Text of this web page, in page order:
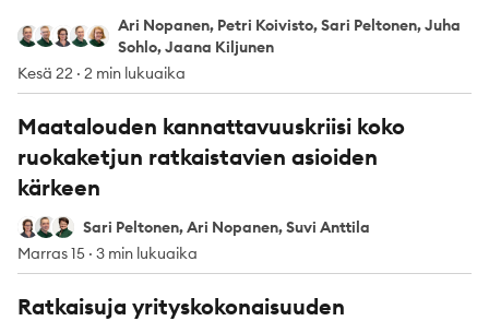
Ari Nopanen
Petri Koivisto
Sari Peltonen
Juha Sohlo
Jaana Kiljunen
Ari Nopanen, Petri Koivisto, Sari Peltonen, Juha
Sohlo, Jaana Kiljunen
Kesä 22 · 2 min lukuaika
Maatalouden kannattavuuskriisi koko
ruokaketjun ratkaistavien asioiden
kärkeen
Sari Peltonen
Ari Nopanen
Suvi Anttila
Sari Peltonen, Ari Nopanen, Suvi Anttila
Marras 15 · 3 min lukuaika
Ratkaisuja yrityskokonaisuuden